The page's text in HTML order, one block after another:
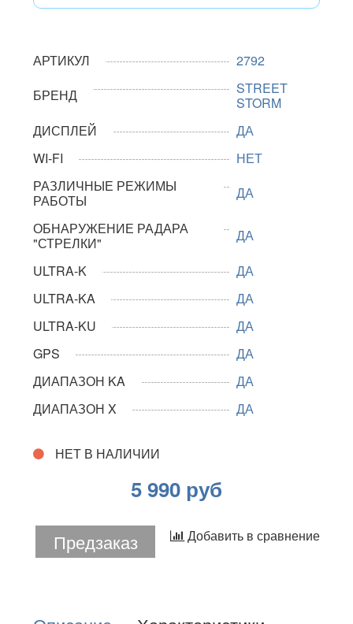
АРТИКУЛ
2792
БРЕНД
STREET
STORM
ДИСПЛЕЙ
ДА
WI-FI
НЕТ
РАЗЛИЧНЫЕ РЕЖИМЫ
РАБОТЫ
ДА
ОБНАРУЖЕНИЕ РАДАРА
"СТРЕЛКИ"
ДА
ULTRA-K
ДА
ULTRA-KA
ДА
ULTRA-KU
ДА
GPS
ДА
ДИАПАЗОН KA
ДА
ДИАПАЗОН X
ДА
НЕТ В НАЛИЧИИ
5 990 руб
Предзаказ Добавить в сравнение